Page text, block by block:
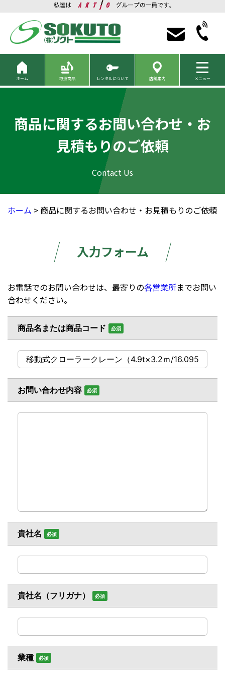
ホーム 取扱商品 レンタルについて 店舗案内 メニュー
商品に関するお問い合わせ・お
見積もりのご依頼
ホーム > 商品に関するお問い合わせ・お見積もりのご依頼
入力フォーム
お電話でのお問い合わせは、最寄りの各営業所までお問い
合わせください。
商品名または商品コード 必須
お問い合わせ内容 必須
貴社名 必須
貴社名（フリガナ） 必須
業種 必須